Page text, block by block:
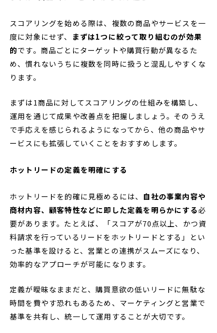
スコアリングを始める際は、複数の商品やサービスを一
度に対象にせず、
まずは1つに絞って取り組むのが効果
的です。商品ごとにターゲットや購買行動が異なるた
め、慣れないうちに複数を同時に扱うと混乱しやすくな
ります。
まずは1商品に対してスコアリングの仕組みを構築し、
運用を通じて成果や改善点を把握しましょう。そのうえ
で手応えを感じられるようになってから、他の商品やサ
ービスにも拡張していくことをおすすめします。
ホットリードの定義を明確にする
ホットリードを的確に見極めるには、 自社の事業内容や
商材内容、顧客特性などに即した定義を明らかにする必
要があります。たとえば、「スコアが70点以上、かつ資
料請求を行っているリードをホットリードとする」とい
った基準を設けると、営業との連携がスムーズになり、
効率的なアプローチが可能になります。
定義が曖昧なままだと、購買意欲の低いリードに無駄な
時間を費やす恐れもあるため、マーケティングと営業で
基準を共有し、統一して運用することが大切です。